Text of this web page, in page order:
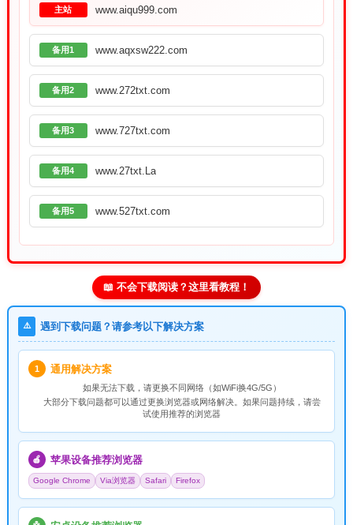
主站 www.aiqu999.com
备用1 www.aqxsw222.com
备用2 www.272txt.com
备用3 www.727txt.com
备用4 www.27txt.La
备用5 www.527txt.com
📖 不会下载阅读？这里看教程！
⚠️ 遇到下载问题？请参考以下解决方案
1 通用解决方案
如果无法下载，请更换不同网络（如WiFi换4G/5G）
大部分下载问题都可以通过更换浏览器或网络解决。如果问题持续，请尝
试使用推荐的浏览器
🍎 苹果设备推荐浏览器
Google Chrome Via浏览器 Safari Firefox